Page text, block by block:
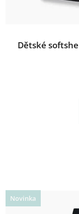
Dětské
Novinka